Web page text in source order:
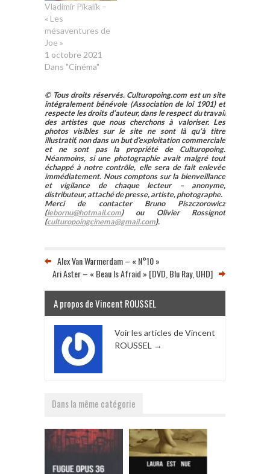
Vladimír Pikalík –
« Les
mésaventures de
Joe »
1 octobre 2021
Dans "Cinéma"
© Tous droits réservés. Culturopoing.com est un site
intégralement bénévole (Association de loi 1901) et
respecte les droits d’auteur, dans le respect du travail
des artistes que nous cherchons à valoriser. Les
photos visibles sur le site ne sont là qu’à titre
illustratif, non dans un but d’exploitation commerciale
et ne sont pas la propriété de Culturopoing.
Néanmoins, si une photographie avait malgré tout
échappé à notre contrôle, elle sera de fait enlevée
immédiatement. Nous comptons sur la bienveillance
et vigilance de chaque lecteur – anonyme,
distributeur, attaché de presse, artiste, photographe.
Merci de contacter Bruno Piszczorowicz
(lebornu@hotmail.com) ou Olivier Rossignot
(culturopoingcinema@gmail.com).
Alex Van Warmerdam – « N°10 »
Ari Aster – « Beau Is Afraid » [DVD, Blu Ray, UHD]
A propos de Vincent ROUSSEL
Voir les articles de Vincent
ROUSSEL →
Dans la même catégorie